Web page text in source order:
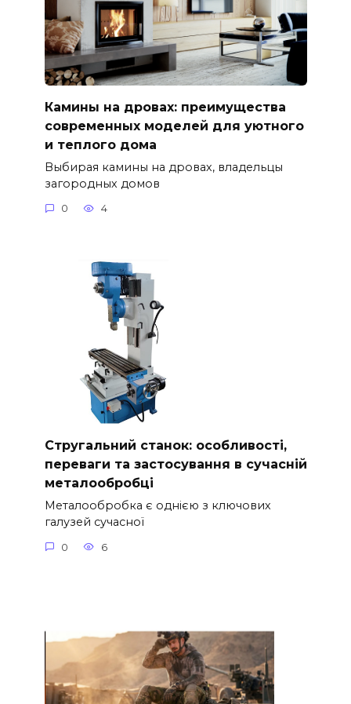
Камины на дровах: преимущества
современных моделей для уютного
и теплого дома
Выбирая камины на дровах, владельцы
загородных домов
0 4
Стругальний станок: особливості,
переваги та застосування в сучасній
металообробці
Металообробка є однією з ключових
галузей сучасної
0 6